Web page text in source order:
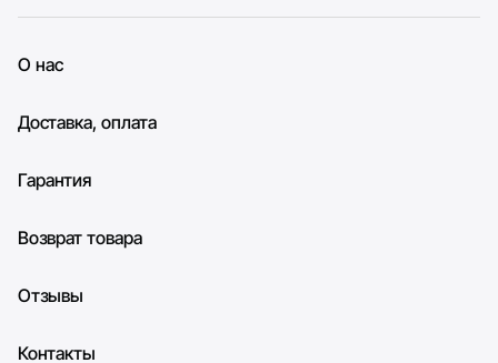
О нас
Доставка, оплата
Гарантия
Возврат товара
Отзывы
Контакты